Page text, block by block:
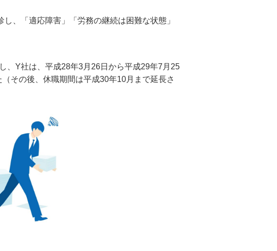
、「適応障害」「労務の継続は困難な状態」
、Y社は、平成28年3月26日から平成29年7月25
その後、休職期間は平成30年10月まで延長さ